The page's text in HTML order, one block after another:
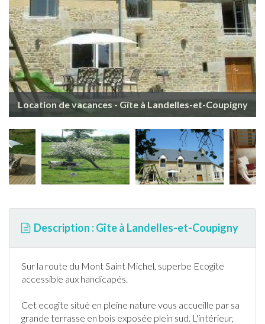
Location de vacances - Gîte à Landelles-et-Coupigny
Description : Gîte à Landelles-et-Coupigny
Sur la route du Mont Saint Michel, superbe Ecogîte
accessible aux handicapés.
Cet ecogîte situé en pleine nature vous accueille par sa
grande terrasse en bois exposée plein sud. L'intérieur,